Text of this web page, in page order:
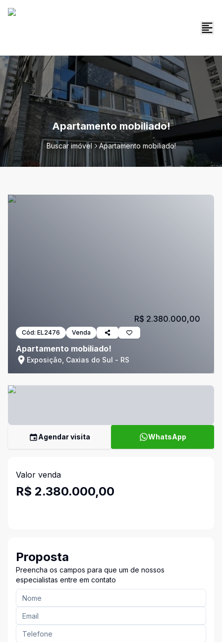
Apartamento mobiliado!
Buscar imóvel Apartamento mobiliado!
Cód: EL2476 Venda
Apartamento mobiliado!
Exposição, Caxias do Sul - RS
R$ 2.380.000,00
Agendar visita WhatsApp
Valor venda
R$ 2.380.000,00
Proposta
Preencha os campos para que um de nossos
especialistas entre em contato